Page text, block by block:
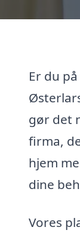
Er du
gør det
firma,
hjem
dine
Vores